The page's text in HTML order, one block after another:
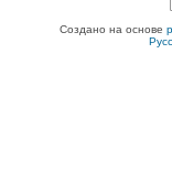
Создано на основе